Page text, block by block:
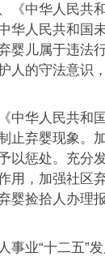
《中华人民共
华人民共和国
婴儿属于违法
人的守法意识
中华人民共和
止弃婴现象。
以惩处。充分
用，加强社区
婴捡拾人办理
事业“十二五”